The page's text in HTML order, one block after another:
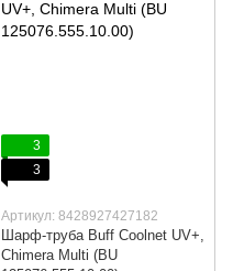
3
3
Артикул: 8428927427182
Шарф-труба Buff Coolnet UV+,
Chimera Multi (BU